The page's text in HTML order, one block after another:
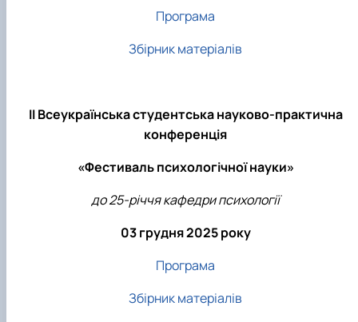
Програма
Збірник матеріалів
ІІ Всеукраїнська студентська науково-практична
конференція
«Фестиваль психологічної науки»
до 25-річчя кафедри психології
03 грудня 2025 року
Програма
Збірник матеріалів